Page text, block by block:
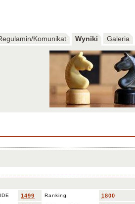
Komunikat Wyniki Galeria
1499 Ranking 1800